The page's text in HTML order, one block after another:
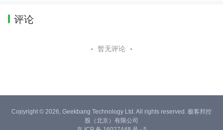
评论
暂无评论
Copyright © 2026, Geekbang Technology Ltd. All rights reserved. 极客邦控
股（北京）有限公司